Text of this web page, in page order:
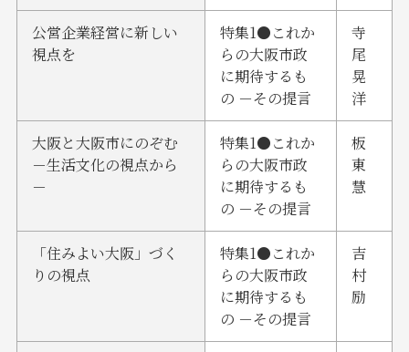
公営企業経営に新しい
視点を
特集1●これか
らの大阪市政
に期待するも
の －その提言
寺
尾
晃
洋
大阪と大阪市にのぞむ
－生活文化の視点から
－
特集1●これか
らの大阪市政
に期待するも
の －その提言
板
東
慧
「住みよい大阪」づく
りの視点
特集1●これか
らの大阪市政
に期待するも
の －その提言
吉
村
励